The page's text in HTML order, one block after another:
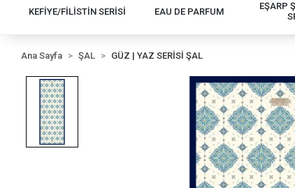
KEFİYE/FİLİSTİN SERİSİ EAU DE PARFUM
EŞARP
Ana Sayfa ŞAL GÜZ | YAZ SERİSİ ŞAL